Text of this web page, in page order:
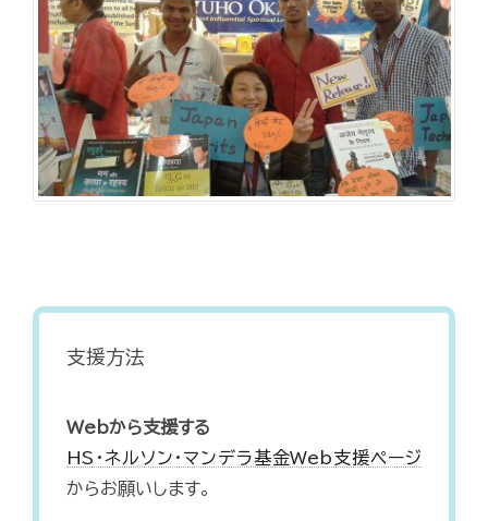
支援方法
Webから支援する
HS・ネルソン・マンデラ基金Web支援ページ
からお願いします。